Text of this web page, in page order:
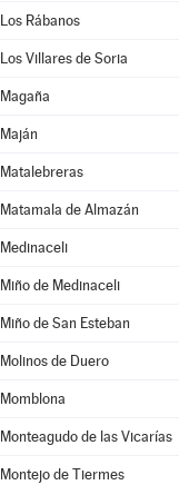
Los Rábanos
Los Villares de Soria
Magaña
Maján
Matalebreras
Matamala de Almazán
Medinaceli
Miño de Medinaceli
Miño de San Esteban
Molinos de Duero
Momblona
Monteagudo de las Vicarías
Montejo de Tiermes